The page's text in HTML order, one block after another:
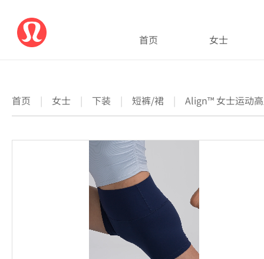
首页 女士
首页 | 女士 | 下装 | 短裤/裙 | Align™ 女士运动